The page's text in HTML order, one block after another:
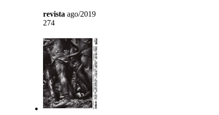
revista ago/2019
274